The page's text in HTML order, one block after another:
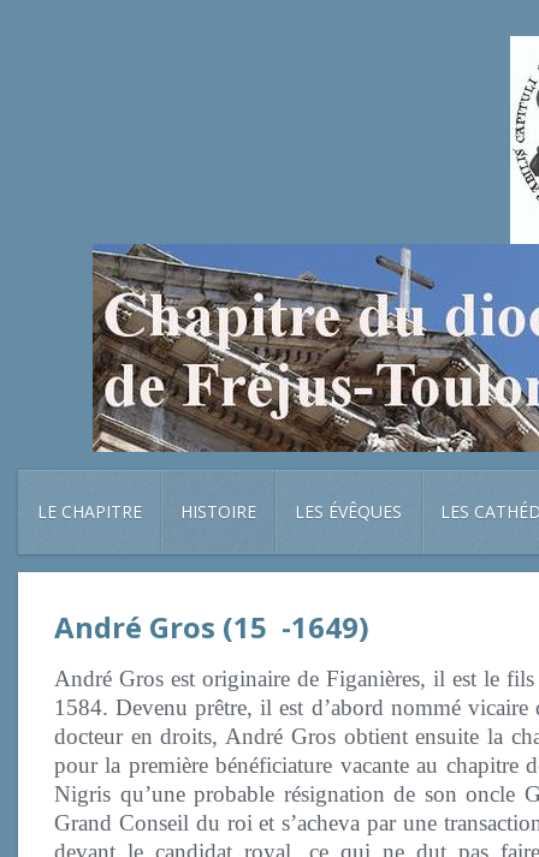
LE CHAPITRE HISTOIRE LES ÉVÊQUES LES
André Gros (15 -1649)
André Gros est originaire de Figanières, il est le
1584. Devenu prêtre, il est d’abord nommé
docteur en droits, André Gros obtient ensuite la
pour la première bénéficiature vacante au
Nigris qu’une probable résignation de son oncle
Grand Conseil du roi et s’acheva par une
devant le candidat royal, ce qui ne dut pas